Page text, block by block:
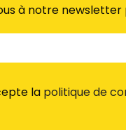
à notre
la politique de